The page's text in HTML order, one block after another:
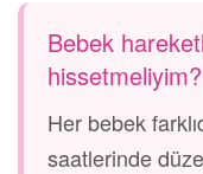
Bebek
hissetmeliyim?
Her bebek
saatlerinde